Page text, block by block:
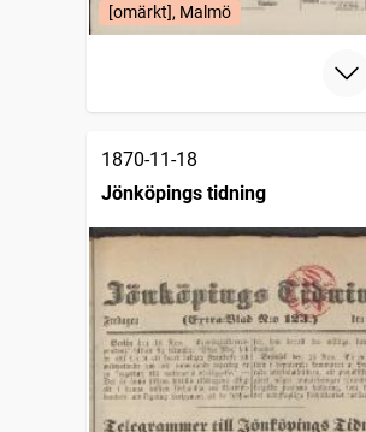
[omärkt], Malmö
1870-11-18
Jönköpings tidning